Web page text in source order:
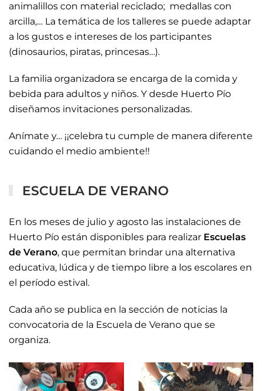
animalillos con material reciclado; medallas con
arcilla,… La temática de los talleres se puede adaptar
a los gustos e intereses de los participantes
(dinosaurios, piratas, princesas…).
La familia organizadora se encarga de la comida y
bebida para adultos y niños. Y desde Huerto Pío
diseñamos invitaciones personalizadas.
Anímate y… ¡¡celebra tu cumple de manera diferente
cuidando el medio ambiente!!
ESCUELA DE VERANO
En los meses de julio y agosto las instalaciones de
Huerto Pío están disponibles para realizar Escuelas
de Verano, que permitan brindar una alternativa
educativa, lúdica y de tiempo libre a los escolares en
el período estival.
Cada año se publica en la sección de noticias la
convocatoria de la Escuela de Verano que se
organiza.